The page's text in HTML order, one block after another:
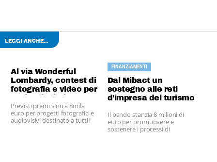
LEGGI ANCHE...
Al via Wonderful
Lombardy, contest di
fotografia e video per
professionisti e
studenti
Previsti premi sino a 8mila
euro per progetti fotografici e
audiovisivi destinato a tutti i
FINANZIAMENTI
Dal Mibact un
sostegno alle reti
d'impresa del turismo
Il bando stanzia 8 milioni di
euro per promuovere e
sostenere i processi di